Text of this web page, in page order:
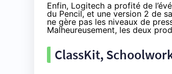
Enfin, Logitech a profité de
du Pencil, et une version 2 de
ne gère pas les niveaux de
Malheureusement, les deux
ClassKit,